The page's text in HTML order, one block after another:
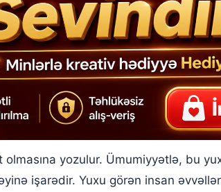
yozulur. Ümumiyyətlə, bu
işarədir. Yuxu görən insan